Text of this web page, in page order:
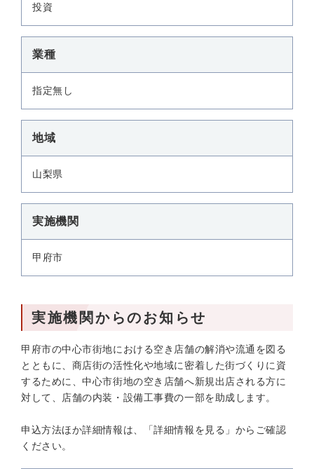
投資
業種
指定無し
地域
山梨県
実施機関
甲府市
実施機関からのお知らせ
甲府市の中心市街地における空き店舗の解消や流通を図る
とともに、商店街の活性化や地域に密着した街づくりに資
するために、中心市街地の空き店舗へ新規出店される方に
対して、店舗の内装・設備工事費の一部を助成します。
申込方法ほか詳細情報は、「詳細情報を見る」からご確認
ください。